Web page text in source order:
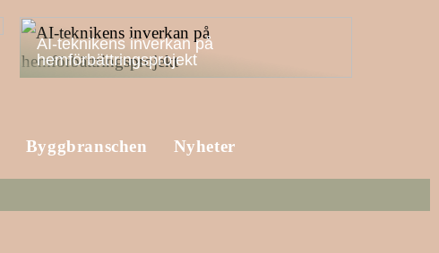
AI-teknikens inverkan på
hemförbättringsprojekt
Byggbranschen Nyheter